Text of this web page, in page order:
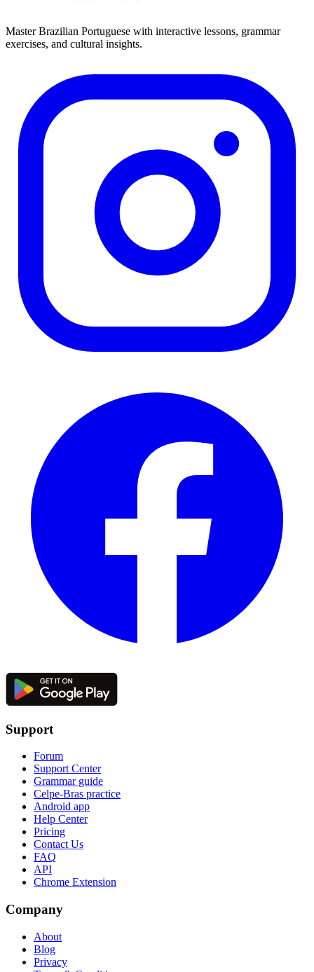
Master Brazilian Portuguese with interactive lessons, grammar
exercises, and cultural insights.
Support
Forum
Support Center
Grammar guide
Celpe-Bras practice
Android app
Help Center
Pricing
Contact Us
FAQ
API
Chrome Extension
Company
About
Blog
Privacy